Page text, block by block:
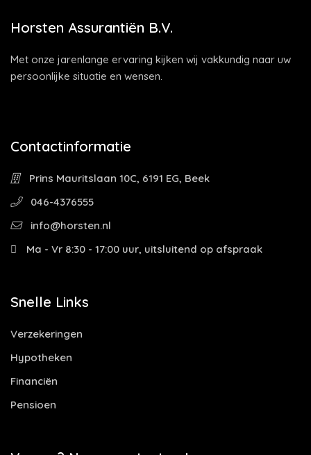
Horsten Assurantiën B.V.
Met onze jarenlange ervaring kijken wij vakkundig naar uw
persoonlijke situatie en wensen.
Contactinformatie
Prins Mauritslaan 10C, 6191 EG, Beek
046-4376555
info@horsten.nl
Ma - Vr 8:30 - 17:00 uur, uitsluitend op afspraak
Snelle Links
Verzekeringen
Hypotheken
Financiën
Pensioen